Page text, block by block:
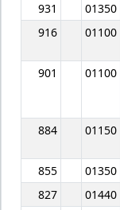
931
01350
916
01100
901
01100
884
01150
855
01350
827
01440